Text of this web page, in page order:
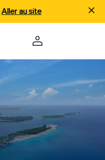
Aller au site